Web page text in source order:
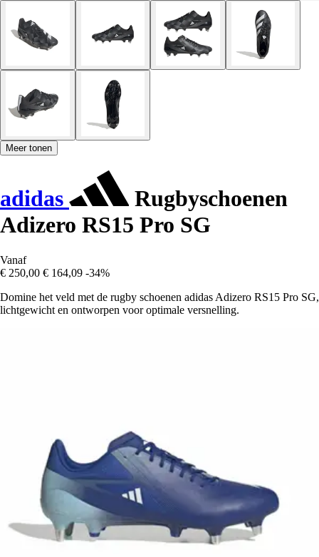
Meer tonen
adidas
Rugbyschoenen
Adizero RS15 Pro SG
Vanaf
€ 250,00 € 164,09 -34%
Domine het veld met de rugby schoenen adidas Adizero RS15 Pro SG,
lichtgewicht en ontworpen voor optimale versnelling.